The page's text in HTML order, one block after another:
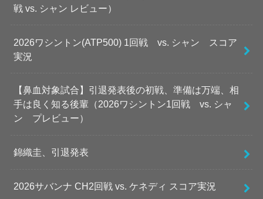
戦 vs. シャン レビュー）
2026ワシントン(ATP500) 1回戦 vs. シャン スコア
実況
【鼻血対象試合】引退発表後の初戦、準備は万端、相
手は良く知る後輩（2026ワシントン1回戦 vs. シャ
ン プレビュー）
錦織圭、引退発表
2026サバンナ CH2回戦 vs. ケネディ スコア実況